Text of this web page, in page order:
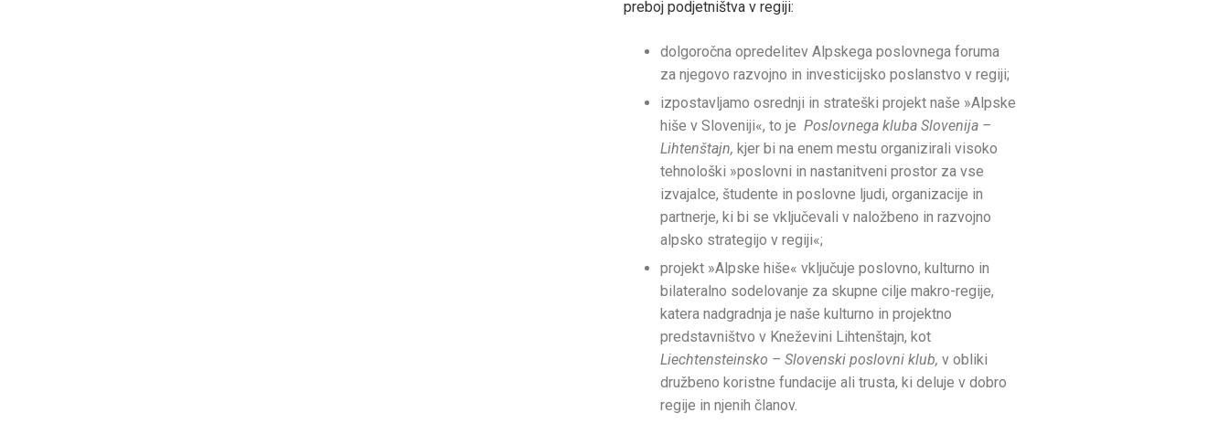
preboj podjetništva v regiji:
dolgoročna opredelitev Alpskega poslovnega foruma
za njegovo razvojno in investicijsko poslanstvo v regiji;
izpostavljamo osrednji in strateški projekt naše »Alpske
hiše v Sloveniji«, to je Poslovnega kluba Slovenija –
Lihtenštajn, kjer bi na enem mestu organizirali visoko
tehnološki »poslovni in nastanitveni prostor za vse
izvajalce, študente in poslovne ljudi, organizacije in
partnerje, ki bi se vključevali v naložbeno in razvojno
alpsko strategijo v regiji«;
projekt »Alpske hiše« vključuje poslovno, kulturno in
bilateralno sodelovanje za skupne cilje makro-regije,
katera nadgradnja je naše kulturno in projektno
predstavništvo v Kneževini Lihtenštajn, kot
Liechtensteinsko – Slovenski poslovni klub, v obliki
družbeno koristne fundacije ali trusta, ki deluje v dobro
regije in njenih članov.